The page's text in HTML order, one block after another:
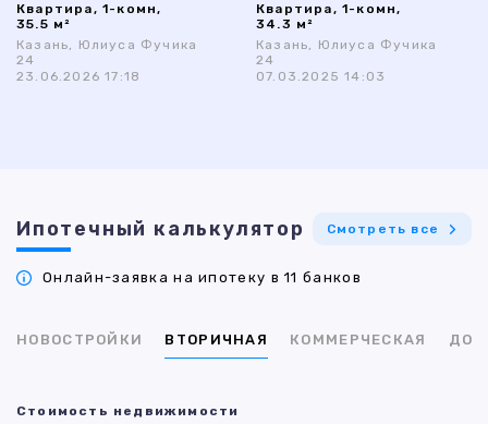
Квартира, 1-комн,
35.5 м²
Казань, Юлиуса Фучика
24
23.06.2026 17:18
Квартира, 1-комн,
34.3 м²
Казань, Юлиуса Фучика
24
07.03.2025 14:03
Ипотечный калькулятор Смотреть все
Онлайн-заявка на ипотеку в 11 банков
НОВОСТРОЙКИ ВТОРИЧНАЯ КОММЕРЧЕСКАЯ ДОМ
Стоимость недвижимости